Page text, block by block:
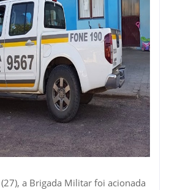
a Brigada Militar foi acionada